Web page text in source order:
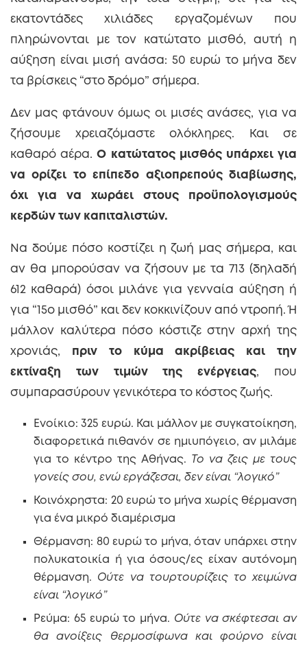
εκατοντάδες χιλιάδες εργαζομένων που
πληρώνονται με τον κατώτατο μισθό, αυτή η
αύξηση είναι μισή ανάσα: 50 ευρώ το μήνα δεν
τα βρίσκεις “στο δρόμο” σήμερα.
Δεν μας φτάνουν όμως οι μισές ανάσες, για να
ζήσουμε χρειαζόμαστε ολόκληρες. Και σε
καθαρό αέρα.Ο κατώτατος μισθός υπάρχει για
να ορίζει το επίπεδο αξιοπρεπούς διαβίωσης,
όχι για να χωράει στους προϋπολογισμούς
κερδών των καπιταλιστών.
Να δούμε πόσο κοστίζει η ζωή μας σήμερα, και
αν θα μπορούσαν να ζήσουν με τα 713 (δηλαδή
612 καθαρά) όσοι μιλάνε για γενναία αύξηση ή
για “15ο μισθό” και δεν κοκκινίζουν από ντροπή. Ή
μάλλον καλύτερα πόσο κόστιζε στην αρχή της
χρονιάς,
πριν το κύμα ακρίβειας και την
εκτίναξη των τιμών της ενέργειας, που
συμπαρασύρουν γενικότερα το κόστος ζωής.
Ενοίκιο: 325 ευρώ. Και μάλλον με συγκατοίκηση,
διαφορετικά πιθανόν σε ημιυπόγειο, αν μιλάμε
για το κέντρο της Αθήνας.
Το να ζεις με τους
γονείς σου, ενώ εργάζεσαι, δεν είναι “λογικό”
Κοινόχρηστα: 20 ευρώ το μήνα χωρίς θέρμανση
για ένα μικρό διαμέρισμα
Θέρμανση: 80 ευρώ το μήνα, όταν υπάρχει στην
πολυκατοικία ή για όσους/ες είχαν αυτόνομη
θέρμανση. Ούτε να τουρτουρίζεις το χειμώνα
είναι “λογικό”
Ρεύμα: 65 ευρώ το μήνα. Ούτε να σκέφτεσαι αν
θα ανοίξεις θερμοσίφωνα και φούρνο είναι